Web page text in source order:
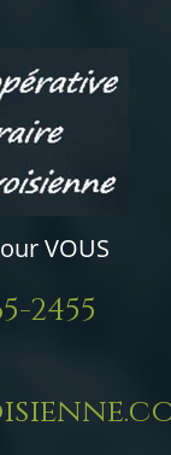
VOUS
2455